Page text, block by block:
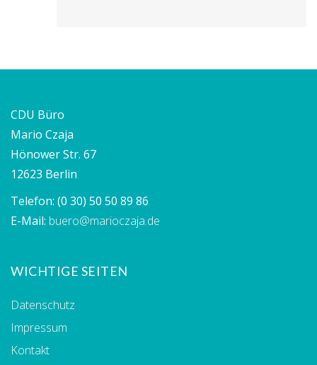
CDU Büro
Mario Czaja
Hönower Str. 67
12623 Berlin
Telefon: (0 30) 50 50 89 86
E-Mail: buero@marioczaja.de
WICHTIGE SEITEN
Datenschutz
Impressum
Kontakt